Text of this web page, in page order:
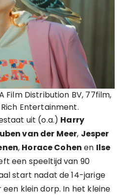
Film Distribution BV, 77film,
Entertainment.
uit (o.a.) Harry
van der Meer, Jesper
, Horace Cohen en Ilse
een speeltijd van 90
start nadat de 14-jarige
een klein dorp. In het kleine